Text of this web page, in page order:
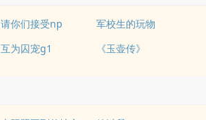
请你们接受np
军校生的玩物
互为囚宠g1 《玉壶传》